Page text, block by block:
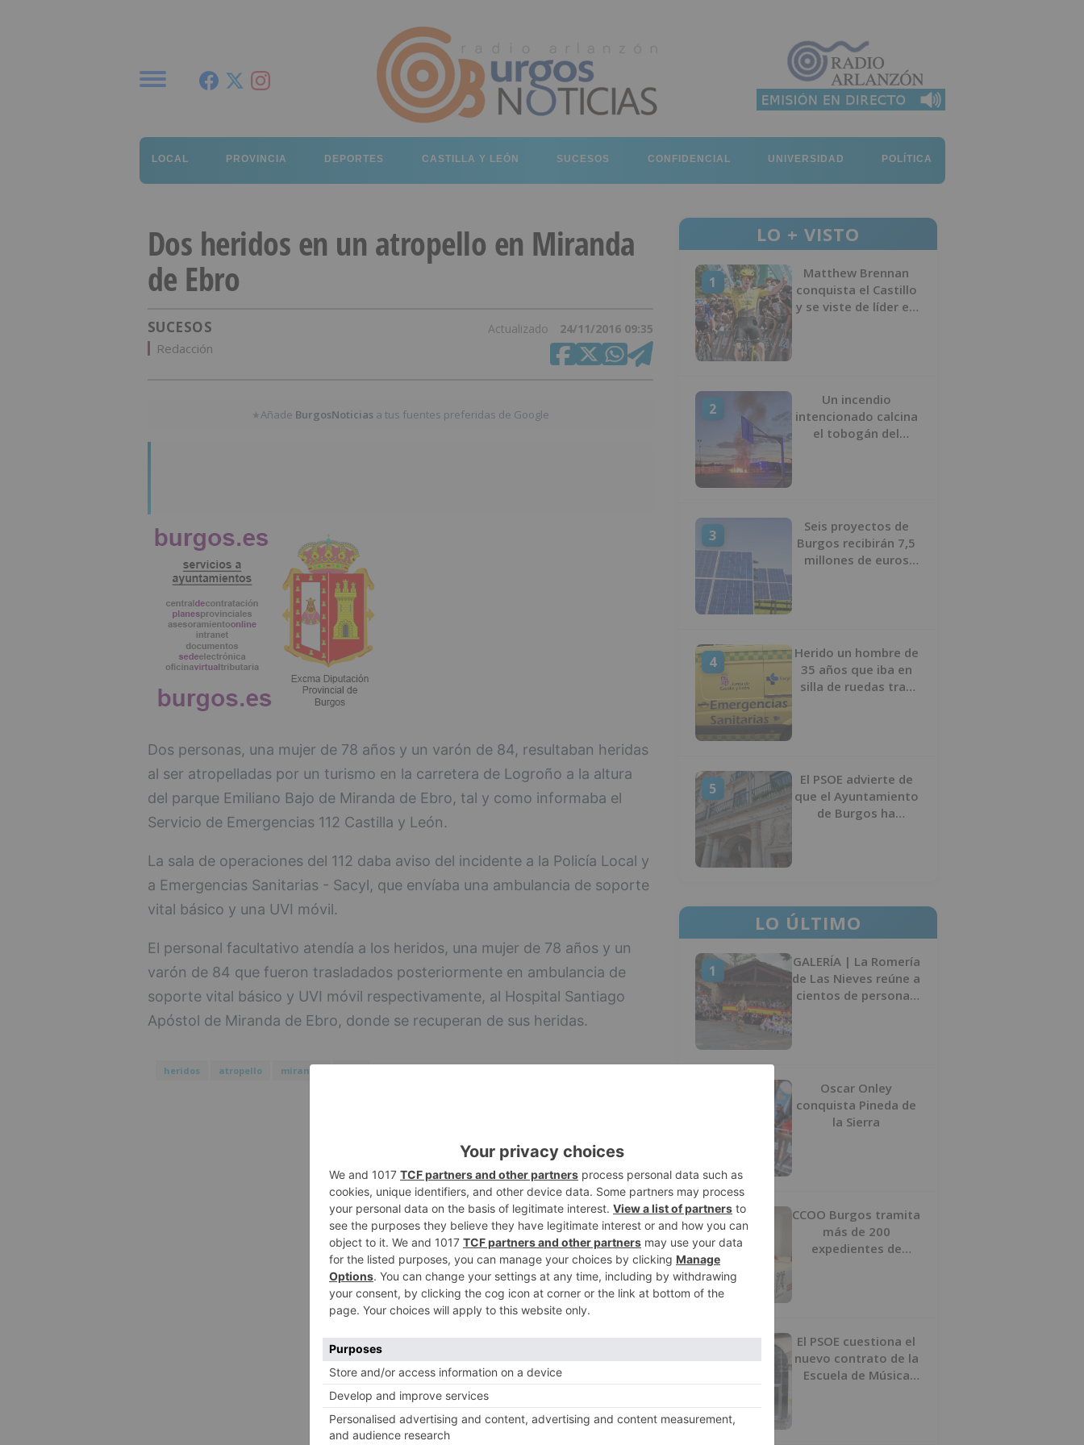
LOCAL PROVINCIA DEPORTES CASTILLA Y LEÓN SUCESOS CONFIDENCIAL UNIVERSIDAD POLÍTICA
Dos heridos en un atropello en Miranda
de Ebro
SUCESOS Actualizado 24/11/2016 09:35
Redacción
★Añade BurgosNoticias a tus fuentes preferidas de Google
Dos personas, una mujer de 78 años y un varón de 84, resultaban heridas
al ser atropelladas por un turismo en la carretera de Logroño a la altura
del parque Emiliano Bajo de Miranda de Ebro, tal y como informaba el
Servicio de Emergencias 112 Castilla y León.
La sala de operaciones del 112 daba aviso del incidente a la Policía Local y
a Emergencias Sanitarias - Sacyl, que envíaba una ambulancia de soporte
vital básico y una UVI móvil.
El personal facultativo atendía a los heridos, una mujer de 78 años y un
varón de 84 que fueron trasladados posteriormente en ambulancia de
soporte vital básico y UVI móvil respectivamente, al Hospital Santiago
Apóstol de Miranda de Ebro, donde se recuperan de sus heridas.
heridos atropello miranda
LO + VISTO
1
Matthew Brennan
conquista el Castillo
y se viste de líder en
2
Un incendio
intencionado calcina
el tobogán del
3
Seis proyectos de
Burgos recibirán 7,5
millones de euros
4
Herido un hombre de
35 años que iba en
silla de ruedas tras
5
El PSOE advierte de
que el Ayuntamiento
de Burgos ha
LO ÚLTIMO
1
GALERÍA | La Romería
de Las Nieves reúne a
cientos de personas
Oscar Onley
conquista Pineda de
la Sierra
3
CCOO Burgos tramita
más de 200
expedientes de
El PSOE cuestiona el
nuevo contrato de la
Escuela de Música